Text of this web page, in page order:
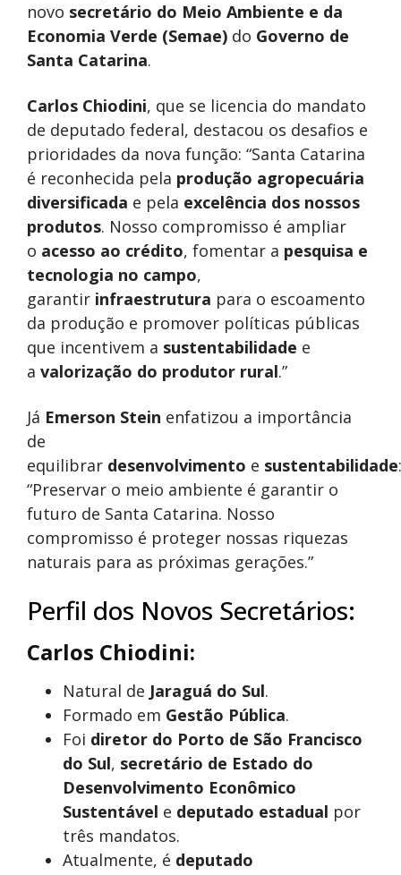
novo secretário do Meio Ambiente e da
Economia Verde (Semae) do Governo de
Santa Catarina.
Carlos Chiodini, que se licencia do mandato
de deputado federal, destacou os desafios e
prioridades da nova função: “Santa Catarina
é reconhecida pela produção agropecuária
diversificada e pela excelência dos nossos
produtos. Nosso compromisso é ampliar
o acesso ao crédito, fomentar a pesquisa e
tecnologia no campo,
garantir infraestrutura para o escoamento
da produção e promover políticas públicas
que incentivem a sustentabilidade e
a valorização do produtor rural.”
Já Emerson Stein enfatizou a importância
de
equilibrar desenvolvimento e sustentabilidade:
“Preservar o meio ambiente é garantir o
futuro de Santa Catarina. Nosso
compromisso é proteger nossas riquezas
naturais para as próximas gerações.”
Perfil dos Novos Secretários:
Carlos Chiodini:
Natural de Jaraguá do Sul.
Formado em Gestão Pública.
Foi diretor do Porto de São Francisco
do Sul, secretário de Estado do
Desenvolvimento Econômico
Sustentável e deputado estadual por
três mandatos.
Atualmente, é deputado